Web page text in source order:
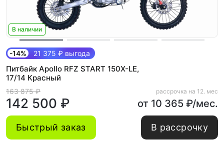
В наличии
-14% 21 375 ₽ выгода
Питбайк Apollo RFZ START 150X-LE,
17/14 Красный
163 875 ₽
142 500 ₽
рассрочка на 12. мес
от 10 365 ₽/мес.
Быстрый заказ В рассрочку